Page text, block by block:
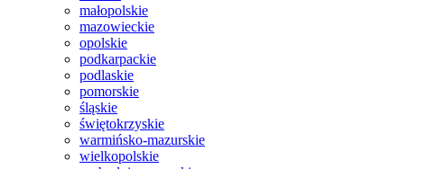
małopolskie
mazowieckie
opolskie
podkarpackie
podlaskie
pomorskie
śląskie
świętokrzyskie
warmińsko-mazurskie
wielkopolskie